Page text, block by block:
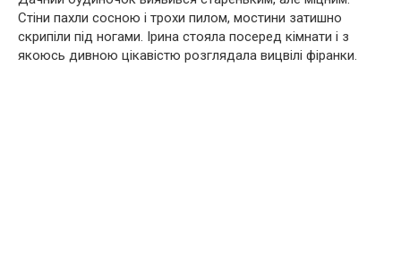
Стіни пахли сосною і трохи пилом, мостини затишно
скрипіли під ногами. Ірина стояла посеред кімнати і з
якоюсь дивною цікавістю розглядала вицвілі фіранки.